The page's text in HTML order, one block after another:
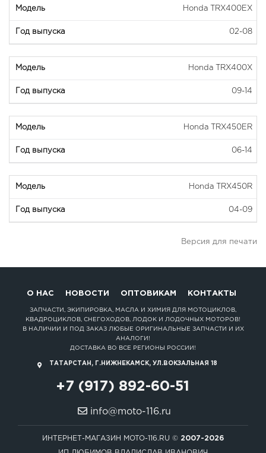
Honda TRX400EX
02-08
Honda TRX400X
09-14
Honda TRX450ER
06-14
Honda TRX450R
04-09
Версия для печати
О НАС НОВОСТИ ОПТОВИКАМ КОНТАКТЫ
ЗАПЧАСТИ, ЭКИПИРОВКА, МАСЛА И ХИМИЯ ДЛЯ МОТОЦИКЛОВ,
КВАДРОЦИКЛОВ, СНЕГОХОДОВ, ЛОДОК И ЛОДОЧНЫХ МОТОРОВ!
В НАЛИЧИИ И ПОД ЗАКАЗ ЛЮБЫЕ ОРИГИНАЛЬНЫЕ ЗАПЧАСТИ И ИХ
АНАЛОГИ!
ДОСТАВКА ВО ВСЕ РЕГИОНЫ РОССИИ!
ТАТАРСТАН, Г.НИЖНЕКАМСК, УЛ.ВОКЗАЛЬНАЯ 18
+7 (917) 892-60-51
info@moto-116.ru
ИНТЕРНЕТ-МАГАЗИН MOTO-116.RU © 2007-2026